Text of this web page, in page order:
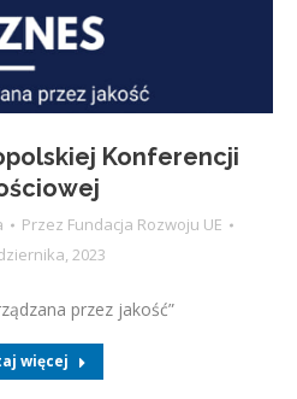
Konferencji
Przez Fundacja Rozwoju UE
2023
przez jakość”
więcej